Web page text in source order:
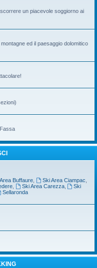
un piacevole soggiorno ai
ed il paesaggio dolomitico
Buffaure, Ski Area Ciampac
, Ski Area Carezza,
Ski
Sellaronda